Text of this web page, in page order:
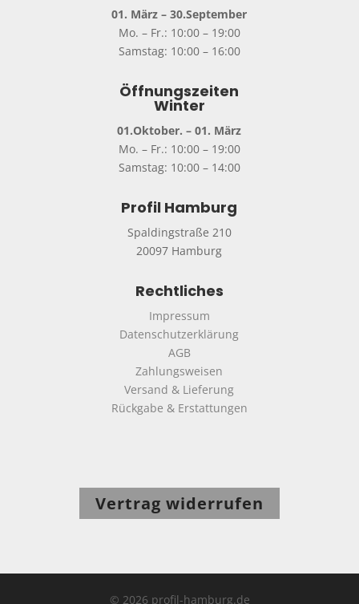
01. März – 30.September
Mo. – Fr.: 10:00 – 19:00
Samstag: 10:00 – 16:00
Öffnungszeiten
Winter
01.Oktober. – 01. März
Mo. – Fr.: 10:00 – 19:00
Samstag: 10:00 – 14:00
Profil Hamburg
Spaldingstraße 210
20097 Hamburg
Rechtliches
Impressum
Datenschutzerklärung
AGB
Zahlungsweisen
Versand & Lieferung
Rückgabe & Erstattungen
Vertrag widerrufen
© 2026 profil-hamburg.de